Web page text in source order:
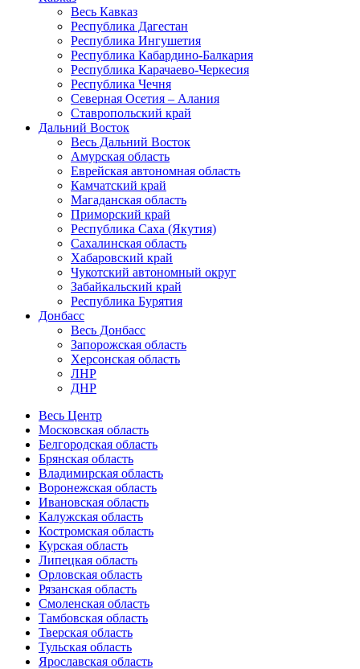
Весь Кавказ
Республика Дагестан
Республика Ингушетия
Республика Кабардино-Балкария
Республика Карачаево-Черкесия
Республика Чечня
Северная Осетия – Алания
Ставропольский край
Дальний Восток
Весь Дальний Восток
Амурская область
Еврейская автономная область
Камчатский край
Магаданская область
Приморский край
Республика Саха (Якутия)
Сахалинская область
Хабаровский край
Чукотский автономный округ
Забайкальский край
Республика Бурятия
Донбасс
Весь Донбасс
Запорожская область
Херсонская область
ЛНР
ДНР
Весь Центр
Московская область
Белгородская область
Брянская область
Владимирская область
Воронежская область
Ивановская область
Калужская область
Костромская область
Курская область
Липецкая область
Орловская область
Рязанская область
Смоленская область
Тамбовская область
Тверская область
Тульская область
Ярославская область